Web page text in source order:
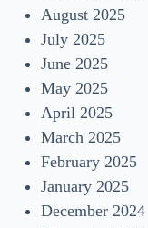
August 2025
July 2025
June 2025
May 2025
April 2025
March 2025
February 2025
January 2025
December 2024